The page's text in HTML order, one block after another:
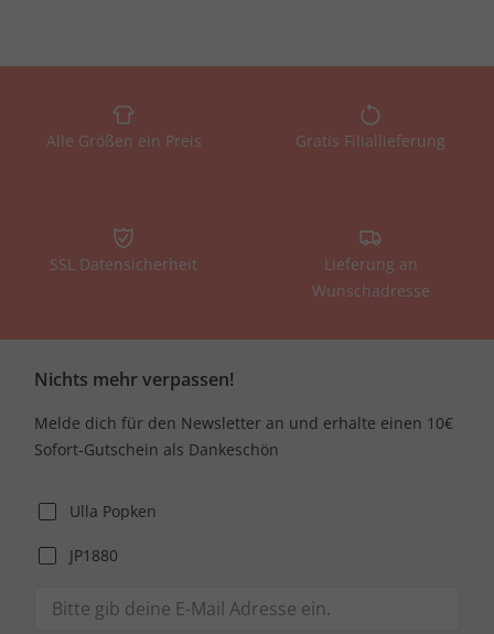
Alle Größen ein Preis Gratis Filiallieferung
SSL Datensicherheit
Lieferung an
Wunschadresse
Nichts mehr verpassen!
Melde dich für den Newsletter an und erhalte einen 10€
Sofort-Gutschein als Dankeschön
Ulla Popken
JP1880